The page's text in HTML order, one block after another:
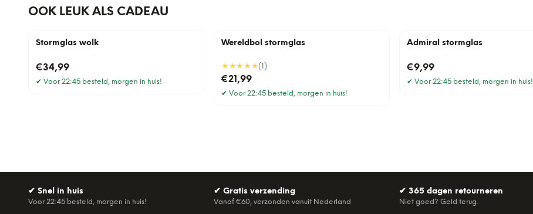
OOK LEUK ALS CADEAU
Stormglas wolk
€34,99
✔ Voor 22:45 besteld, morgen in huis!
Wereldbol stormglas
★★★★★( 1 )
€21,99
✔ Voor 22:45 besteld, morgen in huis!
Admiral stormglas
€9,99
✔ Voor 22:45 besteld, morgen in huis!
✔ Snel in huis
Voor 22:45 besteld, morgen in huis!
✔ Gratis verzending
Vanaf €60, verzonden vanuit Nederland
✔ 365 dagen retourneren
Niet goed? Geld terug.